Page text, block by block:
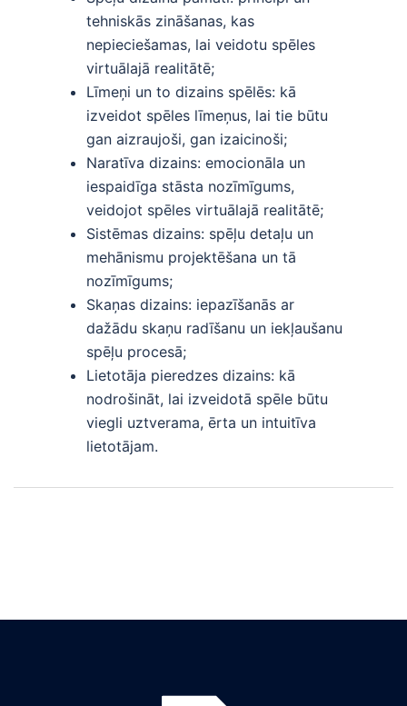
tehniskās zināšanas, kas
nepieciešamas, lai veidotu spēles
virtuālajā realitātē;
Līmeņi un to dizains spēlēs: kā
izveidot spēles līmeņus, lai tie būtu
gan aizraujoši, gan izaicinoši;
Naratīva dizains: emocionāla un
iespaidīga stāsta nozīmīgums,
veidojot spēles virtuālajā realitātē;
Sistēmas dizains: spēļu detaļu un
mehānismu projektēšana un tā
nozīmīgums;
Skaņas dizains: iepazīšanās ar
dažādu skaņu radīšanu un iekļaušanu
spēļu procesā;
Lietotāja pieredzes dizains: kā
nodrošināt, lai izveidotā spēle būtu
viegli uztverama, ērta un intuitīva
lietotājam.